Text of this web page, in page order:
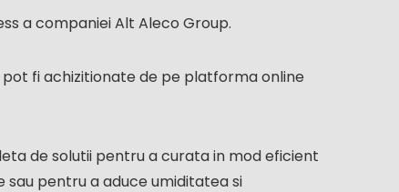
a companiei Alt Aleco Group.
fi achizitionate de pe platforma online
de solutii pentru a curata in mod eficient
pentru a aduce umiditatea si